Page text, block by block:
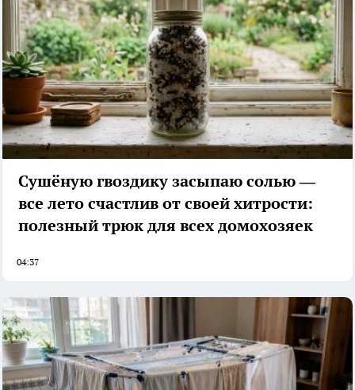
Сушёную гвоздику засыпаю солью —
все лето счастлив от своей хитрости:
полезный трюк для всех домохозяек
04:37